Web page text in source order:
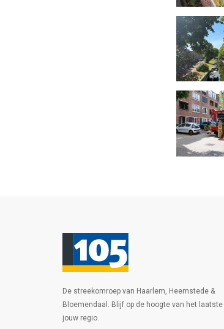
De streekomroep van Haarlem, Heemstede &
Bloemendaal. Blijf op de hoogte van het
jouw regio.